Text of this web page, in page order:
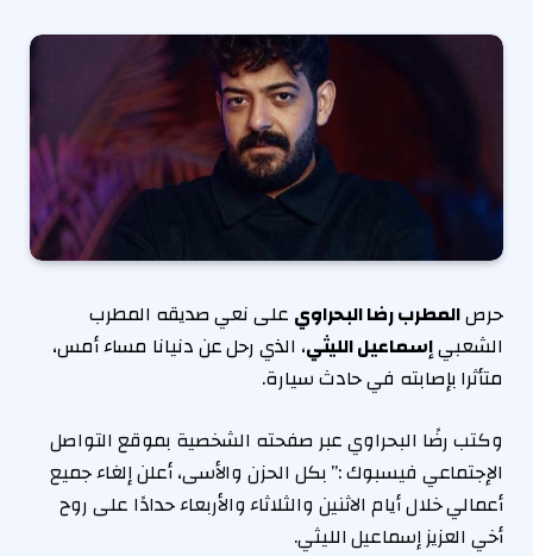
حرصالمطرب رضا البحراوي على نعي صديقه المطرب
الشعبيإسماعيل الليثي، الذي رحل عن دنيانا مساء أمس،
متأثرا بإصابته في حادث سيارة.
وكتب رضًا البحراوي عبر صفحته الشخصية بموقع التواصل
الإجتماعي فيسبوك :” بكل الحزن والأسى، أعلن إلغاء جميع
أعمالي خلال أيام الاثنين والثلاثاء والأربعاء حدادًا على روح
أخي العزيز إسماعيل الليثي.